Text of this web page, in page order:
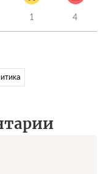
1 4